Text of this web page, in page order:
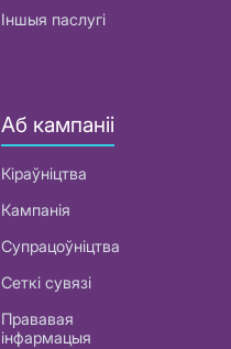
Іншыя паслугі
Аб кампаніі
Кіраўніцтва
Кампанія
Супрацоўніцтва
Сеткі сувязі
Прававая
інфармацыя